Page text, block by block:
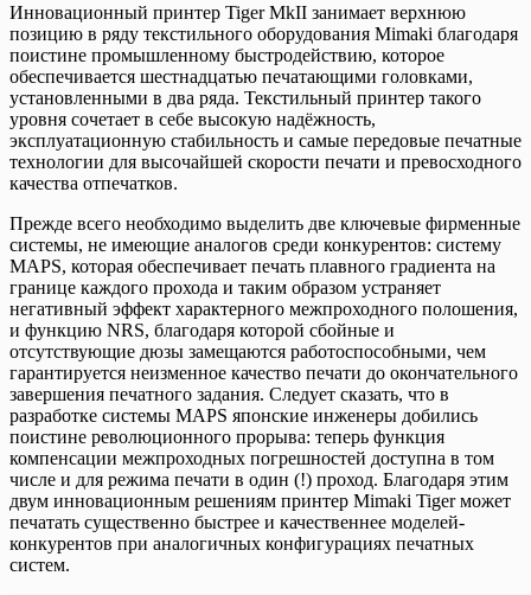
Инновационный принтер Tiger MkII занимает верхнюю
позицию в ряду текстильного оборудования Mimaki благодаря
поистине промышленному быстродействию, которое
обеспечивается шестнадцатью печатающими головками,
установленными в два ряда. Текстильный принтер такого
уровня сочетает в себе высокую надёжность,
эксплуатационную стабильность и самые передовые печатные
технологии для высочайшей скорости печати и превосходного
качества отпечатков.
Прежде всего необходимо выделить две ключевые фирменные
системы, не имеющие аналогов среди конкурентов: систему
MAPS, которая обеспечивает печать плавного градиента на
границе каждого прохода и таким образом устраняет
негативный эффект характерного межпроходного полошения,
и функцию NRS, благодаря которой сбойные и
отсутствующие дюзы замещаются работоспособными, чем
гарантируется неизменное качество печати до окончательного
завершения печатного задания. Следует сказать, что в
разработке системы MAPS японские инженеры добились
поистине революционного прорыва: теперь функция
компенсации межпроходных погрешностей доступна в том
числе и для режима печати в один (!) проход. Благодаря этим
двум инновационным решениям принтер Mimaki Tiger может
печатать существенно быстрее и качественнее моделей-
конкурентов при аналогичных конфигурациях печатных
систем.